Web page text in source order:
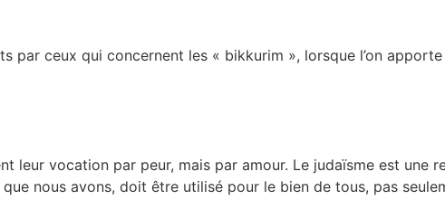
par ceux qui concernent les « bikkurim », lorsque l’on
leur vocation par peur, mais par amour. Le judaïsme est une
nous avons, doit être utilisé pour le bien de tous, pas